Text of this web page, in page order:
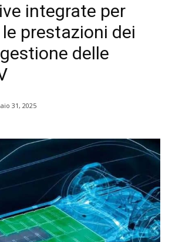
integrate per
prestazioni dei
delle
31, 2025